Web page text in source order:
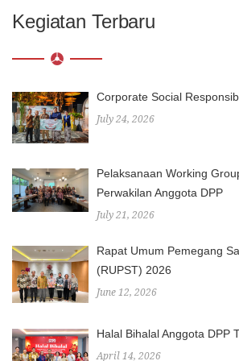
Kegiatan Terbaru
Corporate Social
July 24, 2026
Pelaksanaan Working
Perwakilan Anggota DPP
July 21, 2026
Rapat Umum Pemegang
(RUPST) 2026
June 12, 2026
Halal Bihalal Anggota DPP
April 14, 2026